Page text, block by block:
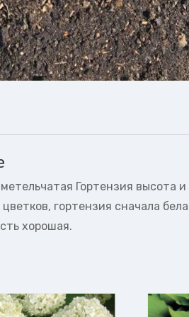
Гортензия высота
гортензия сначала
хорошая.